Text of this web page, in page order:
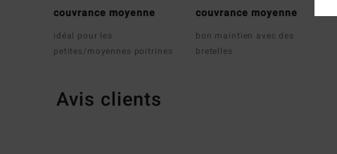
couvrance moyenne
idéal pour les
petites/moyennes poitrines
couvrance moyenne
bon maintien avec des
bretelles
Avis clients